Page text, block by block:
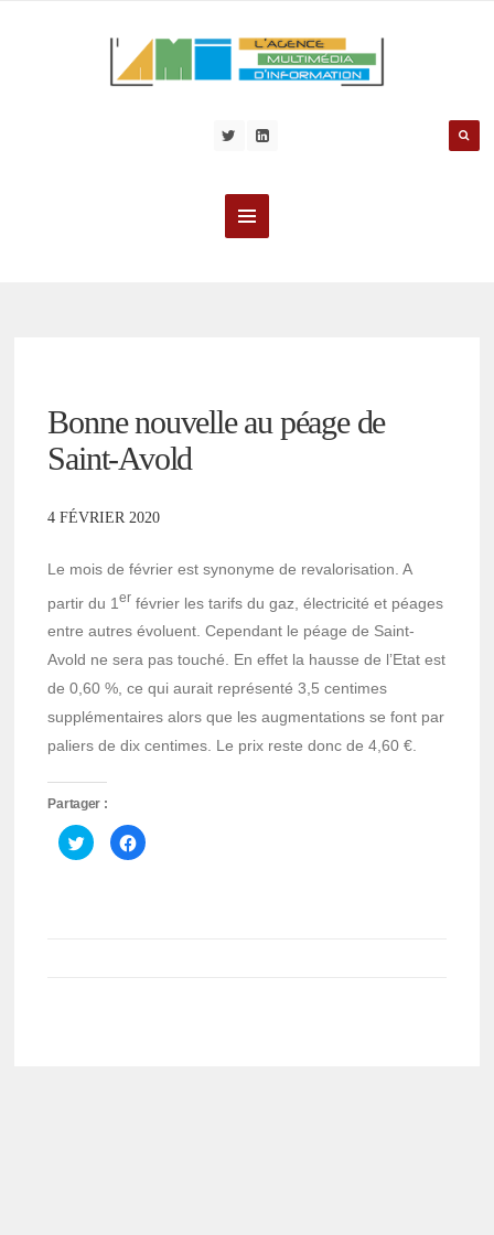
Bonne nouvelle au péage de
Saint-Avold
4 FÉVRIER 2020
Le mois de février est synonyme de revalorisation. A
partir du 1er février les tarifs du gaz, électricité et péages
entre autres évoluent. Cependant le péage de Saint-
Avold ne sera pas touché. En effet la hausse de l’Etat est
de 0,60 %, ce qui aurait représenté 3,5 centimes
supplémentaires alors que les augmentations se font par
paliers de dix centimes. Le prix reste donc de 4,60 €.
Partager :
Cliquez
pour
partager
Cliquez
pour